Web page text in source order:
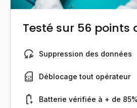
Testé sur 56 points
Suppression des données
Déblocage tout opérateur
Batterie vérifiée à + de 85%